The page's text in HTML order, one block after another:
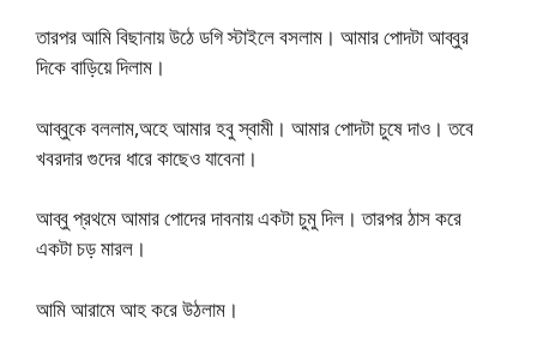
তারপর আমি বিছানায় উঠে ডগি স্টাইলে বসলাম। আমার পোদটা আব্বুর
দিকে বাড়িয়ে দিলাম।
আব্বুকে বললাম,অহে আমার হবু স্বামী। আমার পোদটা চুষে দাও। তবে
খবরদার গুদের ধারে কাছেও যাবেনা।
আব্বু প্রথমে আমার পোদের দাবনায় একটা চুমু দিল। তারপর ঠাস করে
একটা চড় মারল।
আমি আরামে আহ করে উঠলাম।